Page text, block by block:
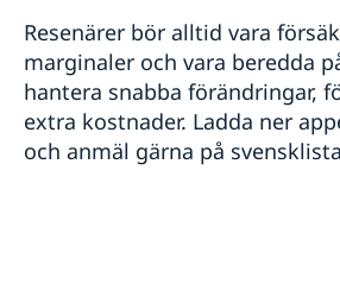
Resenärer bör alltid vara
marginaler och vara beredda
hantera snabba förändringar,
extra kostnader. Ladda ner
och anmäl gärna på